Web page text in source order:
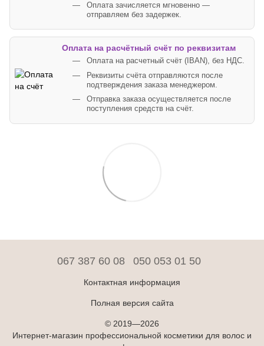
Оплата зачисляется мгновенно —
отправляем без задержек.
Оплата на расчётный счёт по реквизитам
Оплата на расчетный счёт (IBAN), без НДС.
Реквизиты счёта отправляются после
подтверждения заказа менеджером.
Отправка заказа осуществляется после
поступления средств на счёт.
067 387 60 08 050 053 01 50
Контактная информация
Полная версия сайта
© 2019—2026
Интернет-магазин профессиональной косметики для волос и